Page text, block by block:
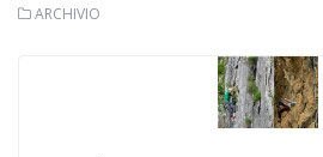
ARCHIVIO